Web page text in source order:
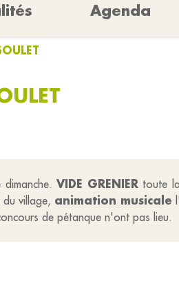
Agenda
dimanche.VIDE GRENIERtoute la
village, animation musicale
de pétanque n'ont pas lieu.